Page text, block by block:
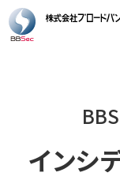
インシ